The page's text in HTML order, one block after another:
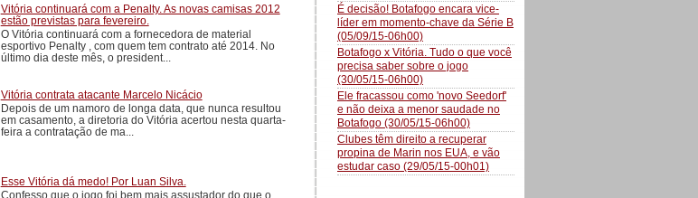
Vitória continuará com a Penalty. As novas camisas 2012
estão previstas para fevereiro.
O Vitória continuará com a fornecedora de material
esportivo Penalty , com quem tem contrato até 2014. No
último dia deste mês, o president...
Vitória contrata atacante Marcelo Nicácio
Depois de um namoro de longa data, que nunca resultou
em casamento, a diretoria do Vitória acertou nesta quarta-
feira a contratação de ma...
Esse Vitória dá medo! Por Luan Silva.
Confesso que o jogo foi bem mais assustador do que o
É decisão! Botafogo encara vice-
líder em momento-chave da Série B
(05/09/15-06h00)
Botafogo x Vitória. Tudo o que você
precisa saber sobre o jogo
(30/05/15-06h00)
Ele fracassou como 'novo Seedorf'
e não deixa a menor saudade no
Botafogo (30/05/15-06h00)
Clubes têm direito a recuperar
propina de Marin nos EUA, e vão
estudar caso (29/05/15-00h01)